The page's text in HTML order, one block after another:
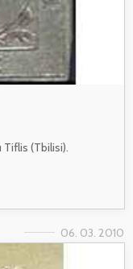
(Tbilisi).
06. 03. 2010